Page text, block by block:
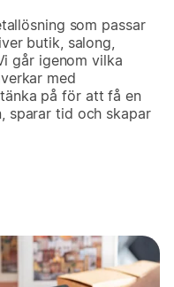
som passar
butik, salong,
går igenom vilka
med
på för att få en
sparar tid och skapar